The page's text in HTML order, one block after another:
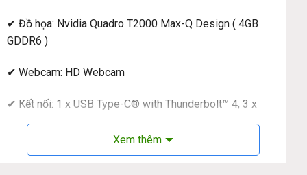
✔ Đồ họa: Nvidia Quadro T2000 Max-Q Design ( 4GB
GDDR6 )
✔ Webcam: HD Webcam
✔ Kết nối: 1 x USB Type-C® with Thunderbolt™ 4, 3 x
USB 3.1 Type-A , 1 x HDMI 2.0, 1 x Ethernet, 1 x
Headphone/microphone combo, 1 x Power connector, 1
x SC Card Reader
Xem thêm